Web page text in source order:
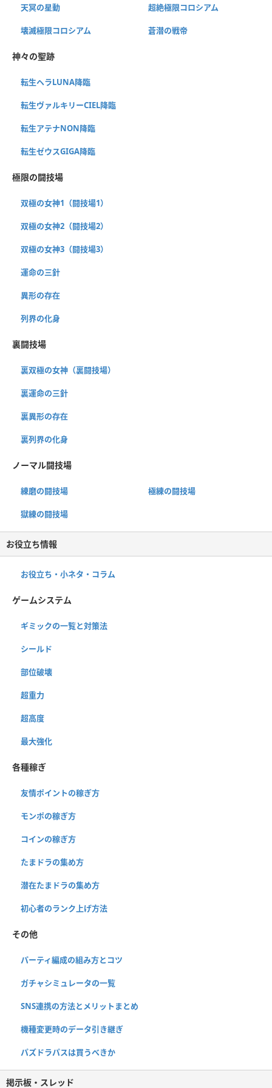
天冥の星動 超絶極限コロシアム
壊滅極限コロシアム 蒼潜の戦帝
神々の聖跡
転生ヘラLUNA降臨
転生ヴァルキリーCIEL降臨
転生アテナNON降臨
転生ゼウスGIGA降臨
極限の闘技場
双極の女神1（闘技場1）
双極の女神2（闘技場2）
双極の女神3（闘技場3）
運命の三針
異形の存在
列界の化身
裏闘技場
裏双極の女神（裏闘技場）
裏運命の三針
裏異形の存在
裏列界の化身
ノーマル闘技場
練磨の闘技場 極練の闘技場
獄練の闘技場
お役立ち情報
お役立ち・小ネタ・コラム
ゲームシステム
ギミックの一覧と対策法
シールド
部位破壊
超重力
超高度
最大強化
各種稼ぎ
友情ポイントの稼ぎ方
モンポの稼ぎ方
コインの稼ぎ方
たまドラの集め方
潜在たまドラの集め方
初心者のランク上げ方法
その他
パーティ編成の組み方とコツ
ガチャシミュレータの一覧
SNS連携の方法とメリットまとめ
機種変更時のデータ引き継ぎ
パズドラパスは買うべきか
掲示板・スレッド